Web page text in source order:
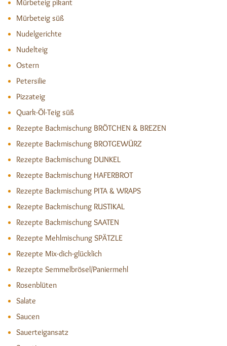
Mürbeteig pikant
Mürbeteig süß
Nudelgerichte
Nudelteig
Ostern
Petersilie
Pizzateig
Quark-Öl-Teig süß
Rezepte Backmischung BRÖTCHEN & BREZEN
Rezepte Backmischung BROTGEWÜRZ
Rezepte Backmischung DUNKEL
Rezepte Backmischung HAFERBROT
Rezepte Backmischung PITA & WRAPS
Rezepte Backmischung RUSTIKAL
Rezepte Backmischung SAATEN
Rezepte Mehlmischung SPÄTZLE
Rezepte Mix-dich-glücklich
Rezepte Semmelbrösel/Paniermehl
Rosenblüten
Salate
Saucen
Sauerteigansatz